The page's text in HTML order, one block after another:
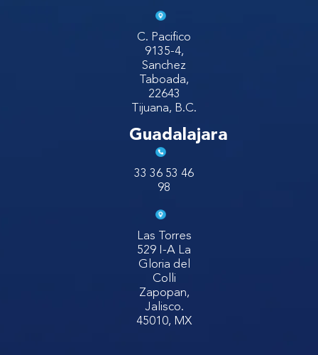
C. Pacifico
9135-4,
Sanchez
Taboada,
22643
Tijuana, B.C.
Guadalajara
33 36 53 46
98
Las Torres
529 I-A La
Gloria del
Colli
Zapopan,
Jalisco.
45010, MX